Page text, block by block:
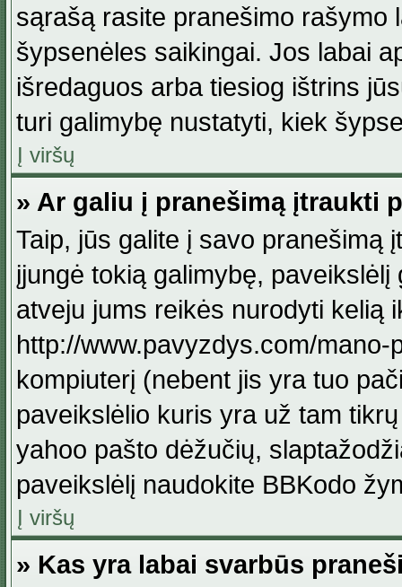
sąrašą rasite pranešimo rašymo
šypsenėles saikingai. Jos labai
išredaguos arba tiesiog ištrins
turi galimybę nustatyti, kiek
Į viršų
» Ar galiu į pranešimą įtraukti
Taip, jūs galite į savo pranešimą
įjungė tokią galimybę,
atveju jums reikės nurodyti kelią
http://www.pavyzdys.com/
kompiuterį (nebent jis yra tuo
paveikslėlio kuris yra už tam
yahoo pašto dėžučių,
paveikslėlį naudokite BBKodo
Į viršų
» Kas yra labai svarbūs